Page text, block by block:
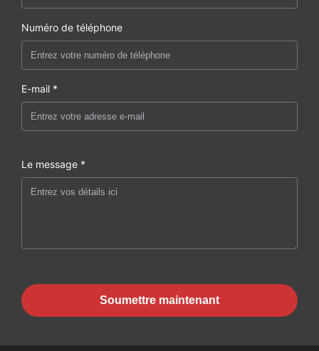
Numéro de téléphone
E-mail *
Le message *
Soumettre maintenant